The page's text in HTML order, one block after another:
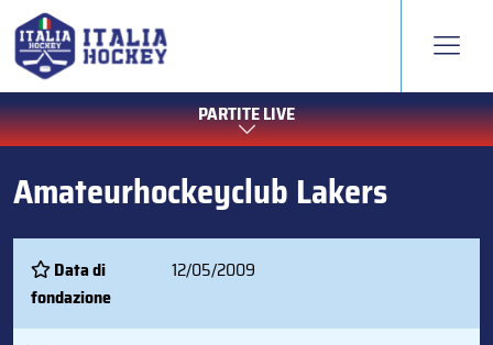
PARTITE LIVE
Amateurhockeyclub Lakers
Data di
fondazione
12/05/2009